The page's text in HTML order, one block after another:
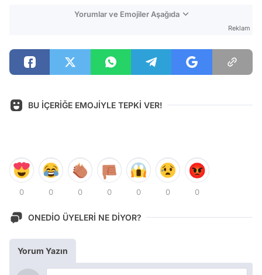
Yorumlar ve Emojiler Aşağıda
Reklam
BU İÇERİĞE EMOJİYLE TEPKİ VER!
0 0 0 0 0 0 0
ONEDİO ÜYELERİ NE DİYOR?
Yorum Yazın